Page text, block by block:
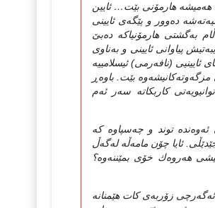
هه‌میشه‌ هارمۆنی‌ بێت… ئایین
ده‌وور و پێگه‌ی‌ ئایینی
به‌گشتی‌ هارمۆنیاكه‌ ده‌بێ‌
پیاوانی‌ ئایینی‌ و به‌ناوی‌
(نافه‌رمی‌) ئیسلامییه‌
بێت. باوه‌ڕ
كاربكاته‌ سه‌ر ئه‌م
توند و چه‌سپاوه‌ كه‌
ئایا چۆن مامه‌ڵه‌ له‌گه‌ڵ
هه‌روه‌ك خۆی بمێننه‌وه‌؟
زۆربه‌ی‌ كات هێمنانه‌